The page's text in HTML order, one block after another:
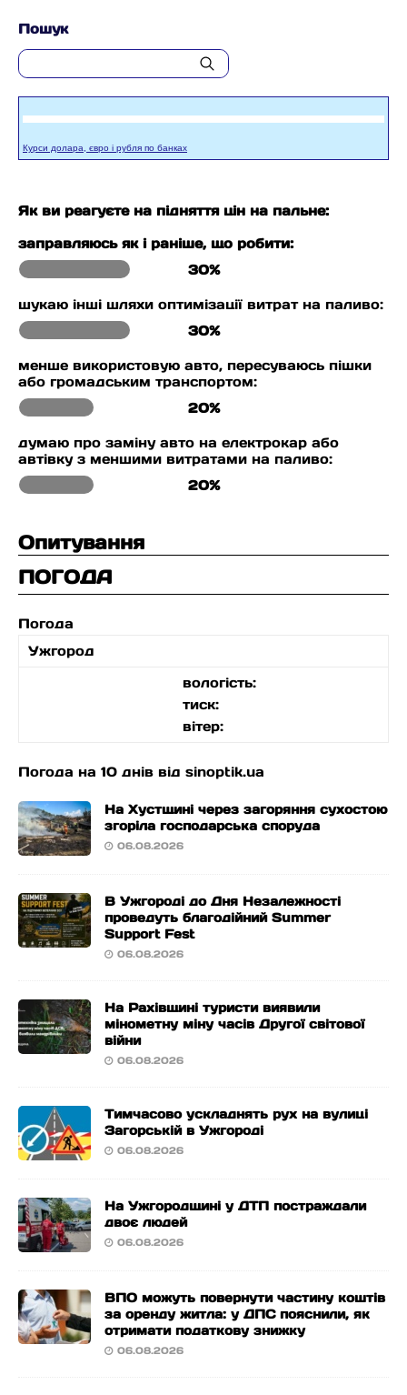
Пошук
Курси долара, євро і рубля по банках
Як ви реагуєте на підняття цін на пальне:
заправляюсь як і раніше, що робити:
30%
шукаю інші шляхи оптимізації витрат на паливо:
30%
менше використовую авто, пересуваюсь пішки
або громадським транспортом:
20%
думаю про заміну авто на електрокар або
автівку з меншими витратами на паливо:
20%
Опитування
ПОГОДА
Погода
Ужгород
вологість:
тиск:
вітер:
Погода на 10 днів від sinoptik.ua
На Хустщині через загоряння сухостою
згоріла господарська споруда
06.08.2026
В Ужгороді до Дня Незалежності
проведуть благодійний Summer
Support Fest
06.08.2026
На Рахівщині туристи виявили
мінометну міну часів Другої світової
війни
06.08.2026
Тимчасово ускладнять рух на вулиці
Загорській в Ужгороді
06.08.2026
На Ужгородщині у ДТП постраждали
двоє людей
06.08.2026
ВПО можуть повернути частину коштів
за оренду житла: у ДПС пояснили, як
отримати податкову знижку
06.08.2026